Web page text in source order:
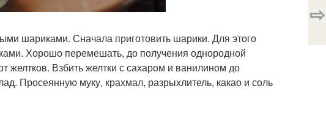
шариками. Сначала приготовить шарики. Для этого
Хорошо перемешать, до получения однородной
желтков. Взбить желтки с сахаром и ванилином до
Просеянную муку, крахмал, разрыхлитель, какао и соль
⇨